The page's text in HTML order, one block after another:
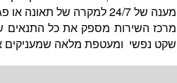
מענה של 24/7 למקרה של תאונה או פגיעה ברכב, כולל גרירת הרכב למוסך.
מרכז השירות מספק את כל התנאים
שקט נפשי ומעטפת מלאה שמעניקים